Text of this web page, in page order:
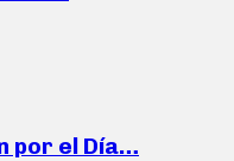
por el Día…